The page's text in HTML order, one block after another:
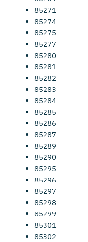
85271
85274
85275
85277
85280
85281
85282
85283
85284
85285
85286
85287
85289
85290
85295
85296
85297
85298
85299
85301
85302